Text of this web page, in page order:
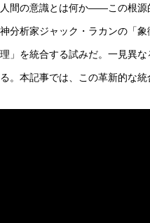
強い内在主義から弱
AI研究
人間の意識とは何か――この根源
神分析家ジャック・ラカンの「
理」を統合する試みだ。一見異
る。本記事では、この革新的な